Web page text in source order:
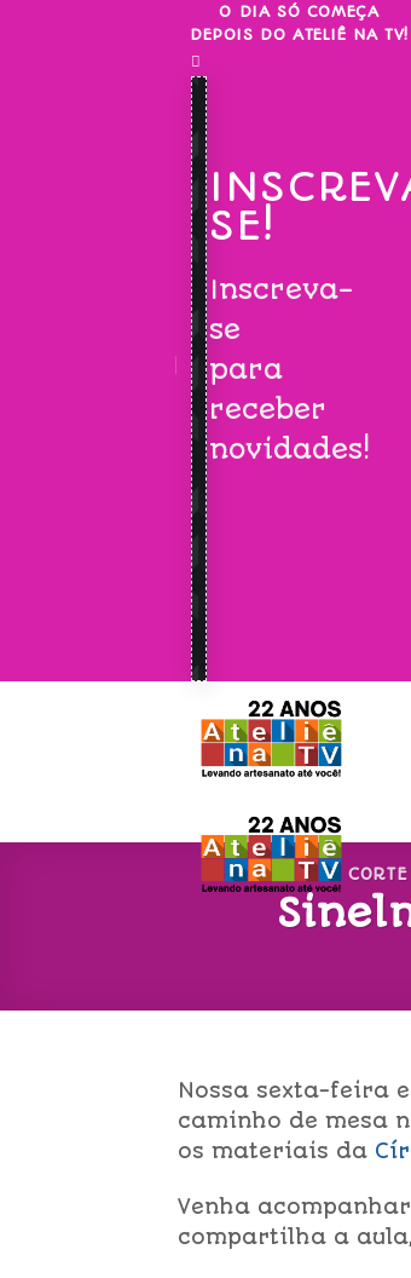
O DIA SÓ COMEÇA
DEPOIS DO ATELIÊ NA TV!
SE!
Inscreva-
se
para
receber
novidades!
Nossa sexta-feira
caminho de mesa
os materiais da
Venha
compartilha a